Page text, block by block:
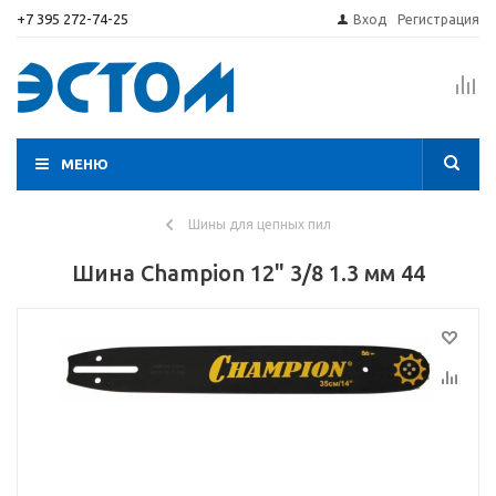
+7 395 272-74-25 Вход Регистрация
МЕНЮ
Шины для цепных пил
Шина Champion 12" 3/8 1.3 мм 44